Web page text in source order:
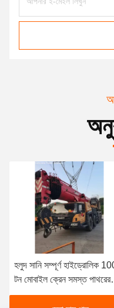
সম্পূর্ণ হাইড্রোলিক 100
ক্রেন সমস্ত পাথরের
হাত
ক্রেন
মাউন্ট